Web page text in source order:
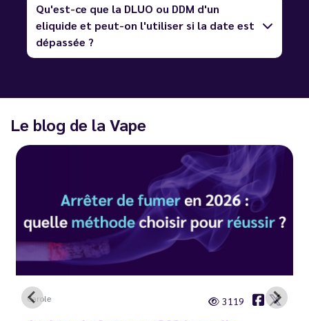
Qu'est-ce que la DLUO ou DDM d'un
eliquide et peut-on l'utiliser si la date est
dépassée ?
Le blog de la Vape
Carole 3119